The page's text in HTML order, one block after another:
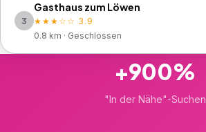
3
Gasthaus zum Löwen
★★★☆☆ 3.9
0.8 km · Geschlossen
+900%
"In der Nähe"-Suchen